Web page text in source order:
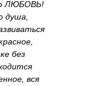
ЛЮБОВЬ!
душа,
без
вся